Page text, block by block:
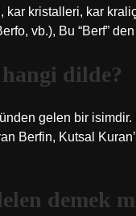
kar kristalleri, kar
vb.), Bu “Berf”
dilde?
gelen bir
Berfin, Kutsal
demek